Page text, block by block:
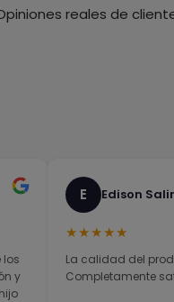
reales de
los
y
E Edison
★★★★★
La calidad del
Completamente